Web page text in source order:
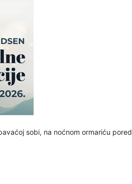
sobi, na noćnom ormariću pored